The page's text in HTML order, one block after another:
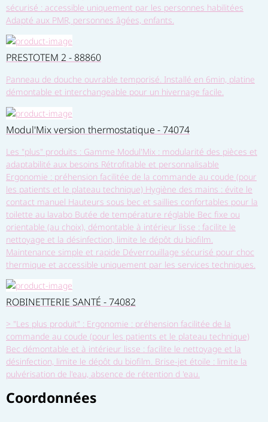
sécurisé : accessible uniquement par les personnes habilitées
Adapté aux PMR, personnes âgées, enfants.
PRESTOTEM 2 - 88860
Panneau de douche ouvrable temporisé. Installé en 6min, platine
démontable et interchangeable pour un hivernage facile.
Modul'Mix version thermostatique - 74074
Les "plus" produits : Gamme Modul'Mix : modularité des pièces et
adaptabilité aux besoins Rétrofitable et personnalisable
Ergonomie : préhension facilitée de la commande au coude (pour
les patients et le plateau technique) Hygiène des mains : évite le
contact manuel Hauteurs sous bec et saillies confortables pour la
toilette au lavabo Butée de température réglable Bec fixe ou
orientable (au choix), démontable à intérieur lisse : facilite le
nettoyage et la désinfection, limite le dépôt du biofilm.
Maintenance simple et rapide Déverrouillage sécurisé pour choc
thermique et accessible uniquement par les services techniques.
ROBINETTERIE SANTÉ - 74082
> "Les plus produit" : Ergonomie : préhension facilitée de la
commande au coude (pour les patients et le plateau technique)
Bec démontable et à intérieur lisse : facilite le nettoyage et la
désinfection, limite le dépôt du biofilm. Brise-jet étoile : limite la
pulvérisation de l'eau, absence de rétention d 'eau.
Coordonnées